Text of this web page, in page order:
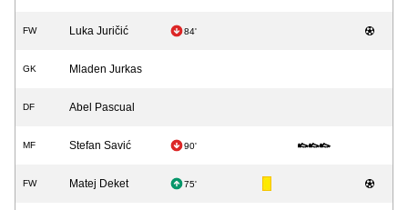
FW Luka Juričić 84'
GK Mladen Jurkas
DF Abel Pascual
MF Stefan Savić 90'
FW Matej Deket 75'